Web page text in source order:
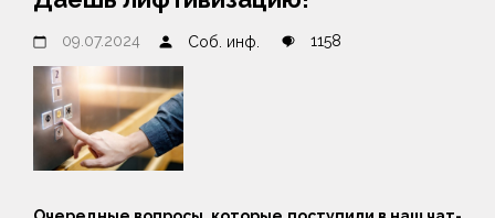
09.07.2024 Соб. инф. 1158